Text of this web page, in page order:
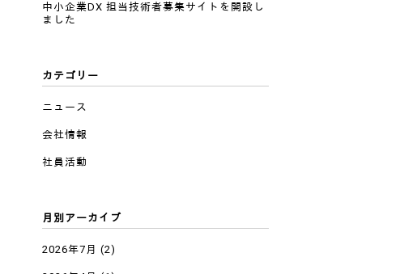
中小企業DX 担当技術者募集サイトを開設し
ました
カテゴリー
ニュース
会社情報
社員活動
月別アーカイブ
2026年7月 (2)